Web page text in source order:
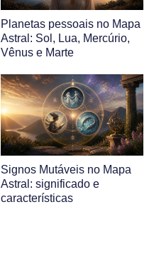
Planetas pessoais no Mapa
Astral: Sol, Lua, Mercúrio,
Vênus e Marte
Signos Mutáveis no Mapa
Astral: significado e
características